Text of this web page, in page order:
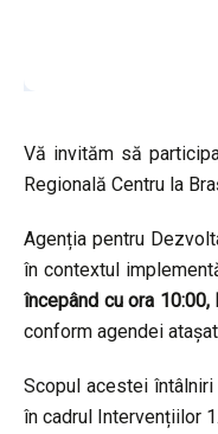
Vă invităm să
Regională Centru la
Agenția pentru
în contextul
începând cu ora 10:00,
conform agendei
Scopul acestei
în cadrul Intervențiilor